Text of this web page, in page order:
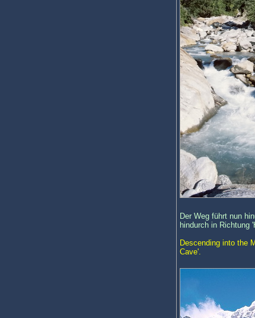
Der Weg führt nun
hindurch in Richtung
Descending into the
Cave'.